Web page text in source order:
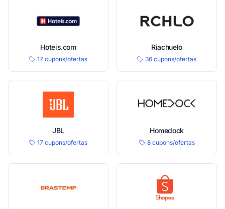
Hoteis.com
17 cupons/ofertas
Riachuelo
36 cupons/ofertas
JBL
17 cupons/ofertas
Homedock
8 cupons/ofertas